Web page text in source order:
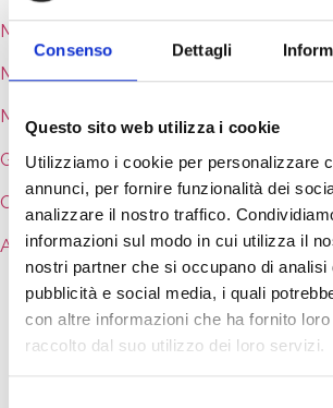
Consenso Dettagli
Questo sito web utilizza i cookie
Utilizziamo i cookie per personalizzare
annunci, per fornire funzionalità dei
analizzare il nostro traffico.
informazioni sul modo in cui utilizza il
nostri partner che si occupano di analisi
pubblicità e social media, i quali
con altre informazioni che ha fornito
raccolto dal suo utilizzo dei loro servizi.
Mozilla Firefox
Microsoft Internet Explorer
Microsoft Edge
Google Chrome
Opera
Apple Safari
Questo sito web utilizza i cookie.
per personalizzare contenuti ed